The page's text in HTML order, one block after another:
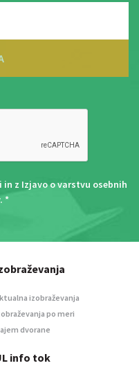
in z Izjavo o varstvu osebnih
. *
izobraževanja
po meri
dvorane
info tok